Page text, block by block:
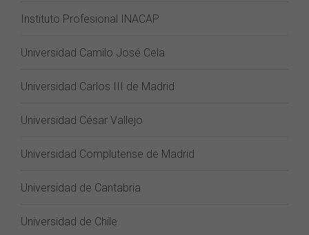
Instituto Profesional INACAP
Universidad Camilo José Cela
Universidad Carlos III de Madrid
Universidad César Vallejo
Universidad Complutense de Madrid
Universidad de Cantabria
Universidad de Chile